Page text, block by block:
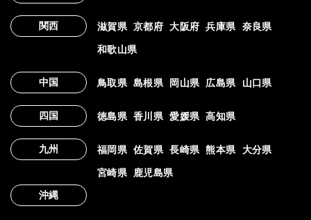
関西 滋賀県 京都府 大阪府 兵庫県 奈良県
和歌山県
中国 鳥取県 島根県 岡山県 広島県 山口県
四国 徳島県 香川県 愛媛県 高知県
九州 福岡県 佐賀県 長崎県 熊本県 大分県
宮崎県
鹿児島県
沖縄